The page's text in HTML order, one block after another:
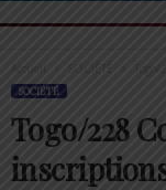
Accueil
SOCIÉTÉ
Togo/228